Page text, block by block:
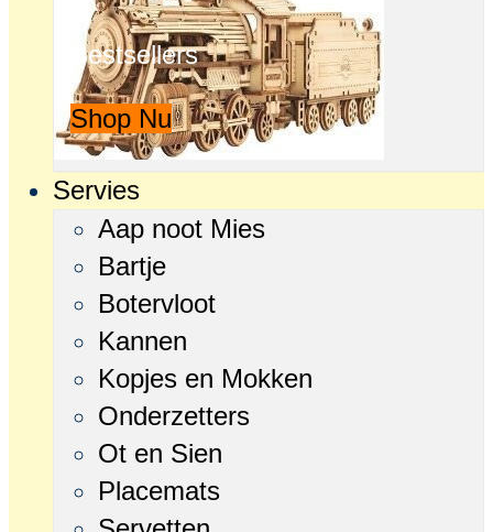
Bestsellers
Shop Nu
Servies
Aap noot Mies
Bartje
Botervloot
Kannen
Kopjes en Mokken
Onderzetters
Ot en Sien
Placemats